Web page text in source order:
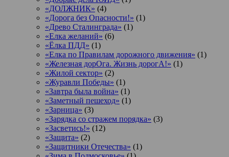
«ДОЛЖНИК» (4)
«Дорога без Опасности!» (1)
«Древо Сталинграда» (1)
«Елка желаний» (6)
«Ёлка ПДД» (1)
«Елка по Правилам дорожного движения» (1)
«Железная дорОга. Жизнь дорогА!» (1)
«Жилой сектор» (2)
«Журавли Победы» (1)
«Завтра была война» (1)
«Заметный пешеход» (1)
«Зарница» (3)
«Зарядка со стражем порядка» (3)
«Засветись!» (12)
«Защита» (2)
«Защитники Отечества» (1)